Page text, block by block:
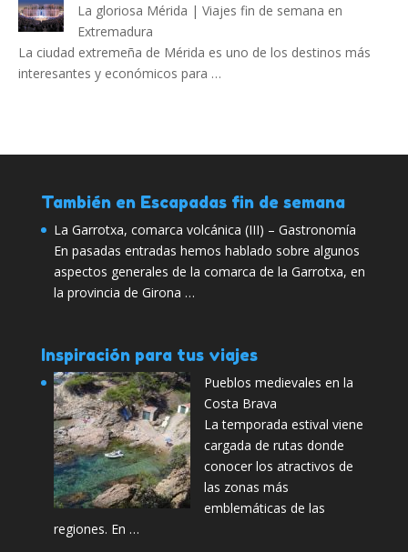
La gloriosa Mérida | Viajes fin de semana en
Extremadura
La ciudad extremeña de Mérida es uno de los destinos más
interesantes y económicos para …
También en Escapadas fin de semana
La Garrotxa, comarca volcánica (III) – Gastronomía
En pasadas entradas hemos hablado sobre algunos
aspectos generales de la comarca de la Garrotxa, en
la provincia de Girona …
Inspiración para tus viajes
Pueblos medievales en la
Costa Brava
La temporada estival viene
cargada de rutas donde
conocer los atractivos de
las zonas más
emblemáticas de las
regiones. En …